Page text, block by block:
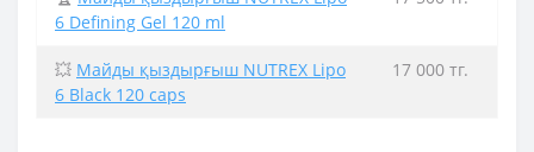
6 Defining Gel 120 ml
💥 Майды қыздырғыш NUTREX Lipo
6 Black 120 caps
17 000 тг.